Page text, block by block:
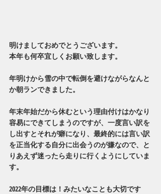
明けましておめでとうございます。
本年も何卒宜しくお願い致します。
年明けから雪の中で転倒を避けながらなんと
か朝ランできました。
年末年始だから休むという理由付けはかなり
容易にできてしまうのですが、一度言い訳を
し出すとそれが癖になり、最終的には言い訳
を正当化する自分に出会うのが嫌なので、と
りあえず迷ったら走りに行くようにしていま
す。
2022年の目標は！みたいなことも大切です